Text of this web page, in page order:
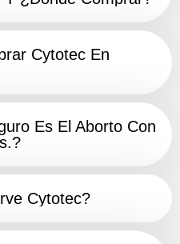
Cytotec En
Es El Aborto Con
Cytotec?